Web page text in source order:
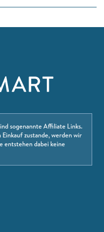
sogenannte Affiliate Links.
zustande, werden wir
entstehen dabei keine